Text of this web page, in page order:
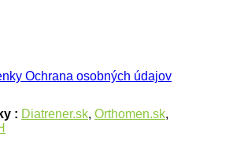
Ochrana osobných údajov
: Diatrener.sk, Orthomen.sk,